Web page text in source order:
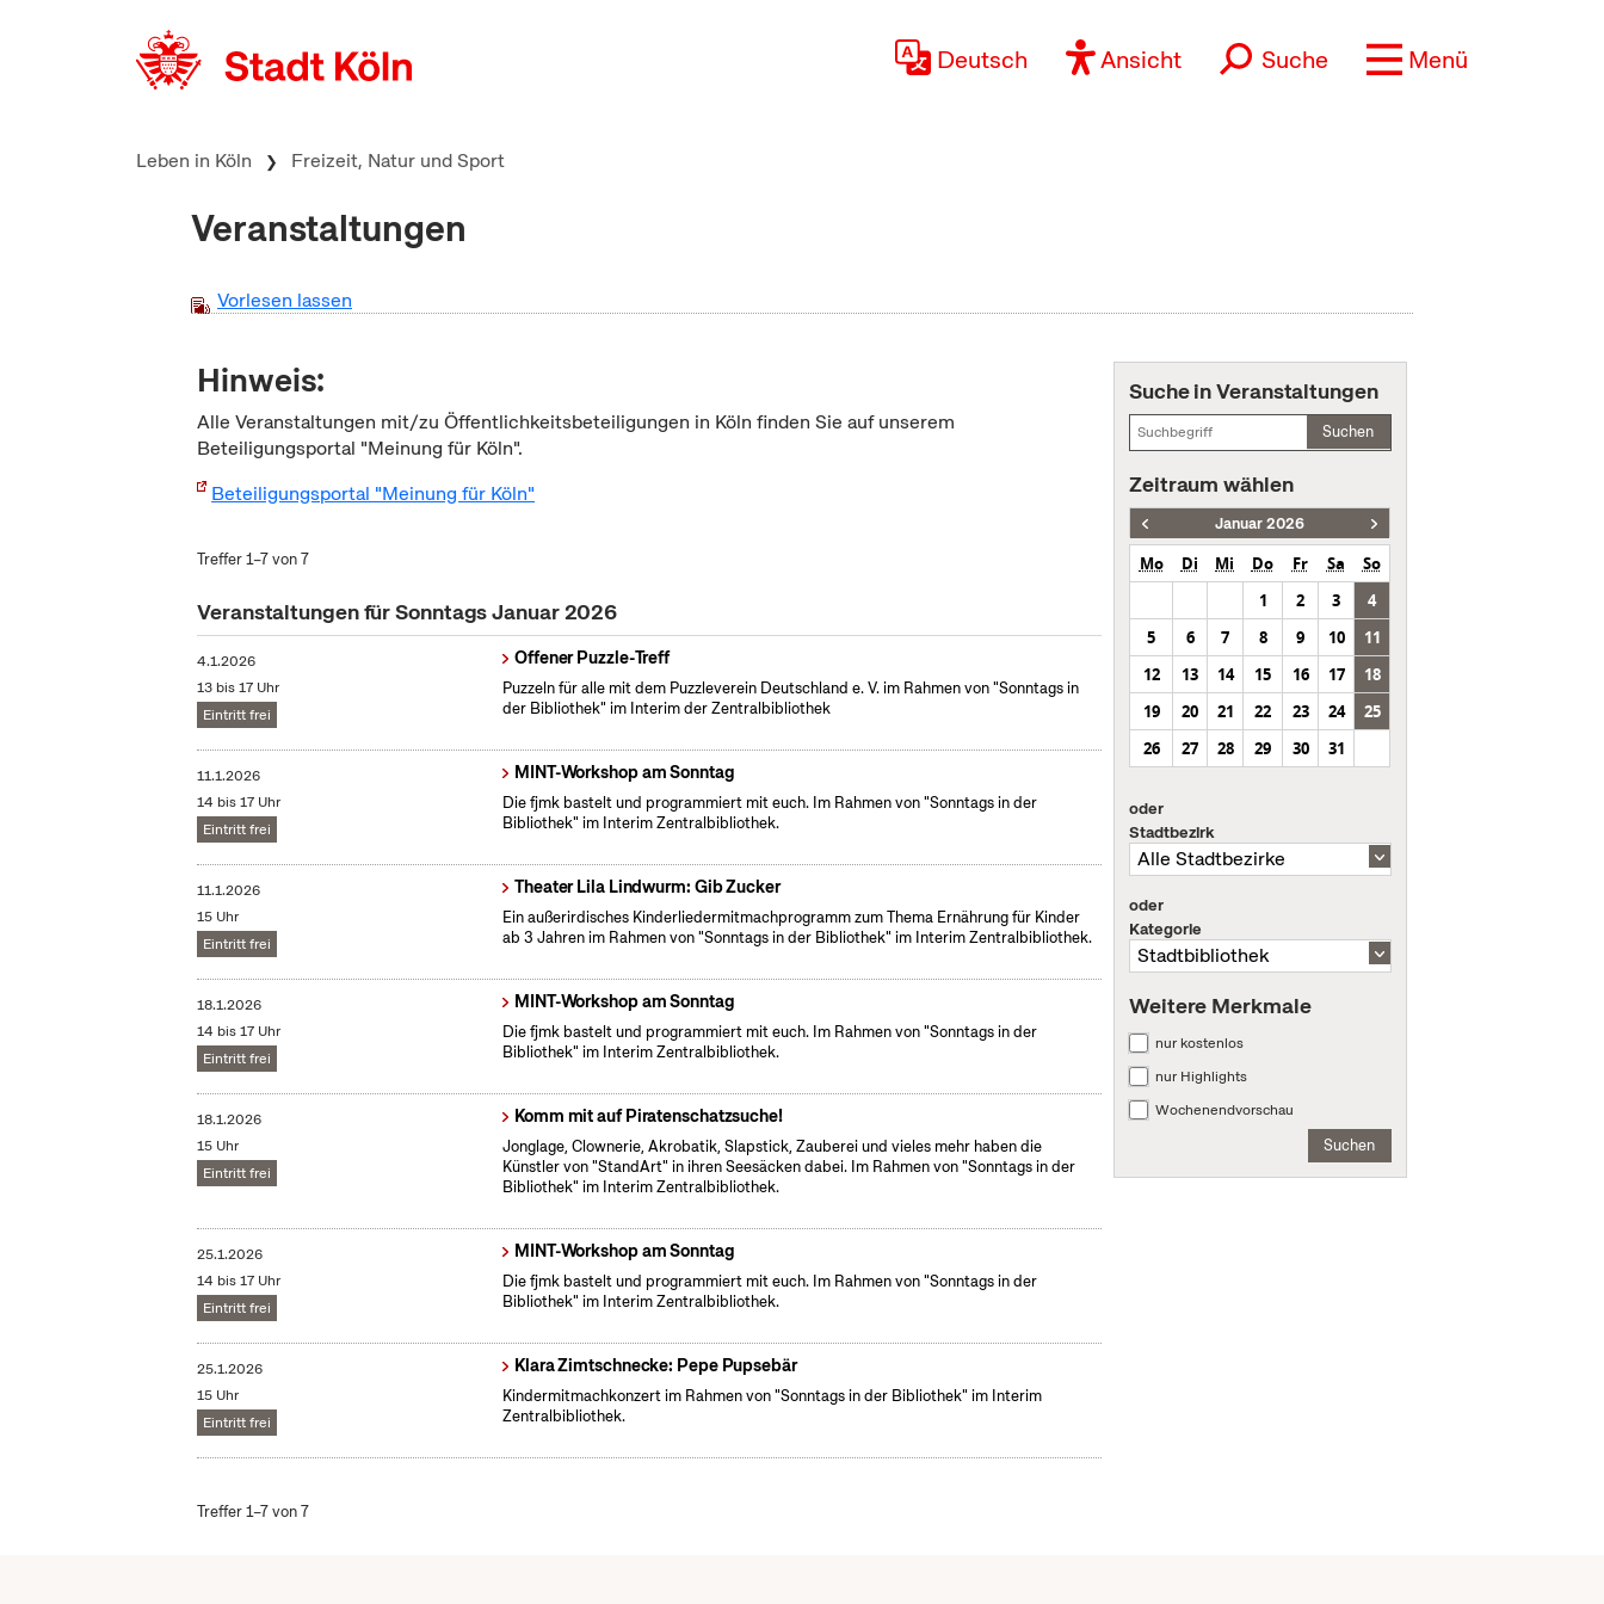
Deutsch Ansicht Suche Menü
Leben in Köln Freizeit, Natur und Sport
Veranstaltungen
Vorlesen lassen
Hinweis:
Alle Veranstaltungen mit/zu Öffentlichkeitsbeteiligungen in Köln finden Sie auf unserem
Beteiligungsportal "Meinung für Köln".
Beteiligungsportal "Meinung für Köln"
Treffer 1–7 von 7
Veranstaltungen für Sonntags Januar 2026
4.1.2026
13 bis 17 Uhr
Eintritt frei
Offener Puzzle-Treff
Puzzeln für alle mit dem Puzzleverein Deutschland e. V. im Rahmen von "Sonntags in
der Bibliothek" im Interim der Zentralbibliothek
11.1.2026
14 bis 17 Uhr
Eintritt frei
MINT-Workshop am Sonntag
Die fjmk bastelt und programmiert mit euch. Im Rahmen von "Sonntags in der
Bibliothek" im Interim Zentralbibliothek.
11.1.2026
15 Uhr
Eintritt frei
Theater Lila Lindwurm: Gib Zucker
Ein außerirdisches Kinderliedermitmachprogramm zum Thema Ernährung für Kinder
ab 3 Jahren im Rahmen von "Sonntags in der Bibliothek" im Interim Zentralbibliothek.
18.1.2026
14 bis 17 Uhr
Eintritt frei
MINT-Workshop am Sonntag
Die fjmk bastelt und programmiert mit euch. Im Rahmen von "Sonntags in der
Bibliothek" im Interim Zentralbibliothek.
18.1.2026
15 Uhr
Eintritt frei
Komm mit auf Piratenschatzsuche!
Jonglage, Clownerie, Akrobatik, Slapstick, Zauberei und vieles mehr haben die
Künstler von "StandArt" in ihren Seesäcken dabei. Im Rahmen von "Sonntags in der
Bibliothek" im Interim Zentralbibliothek.
25.1.2026
14 bis 17 Uhr
Eintritt frei
MINT-Workshop am Sonntag
Die fjmk bastelt und programmiert mit euch. Im Rahmen von "Sonntags in der
Bibliothek" im Interim Zentralbibliothek.
25.1.2026
15 Uhr
Eintritt frei
Klara Zimtschnecke: Pepe Pupsebär
Kindermitmachkonzert im Rahmen von "Sonntags in der Bibliothek" im Interim
Zentralbibliothek.
Treffer 1–7 von 7
Suche in Veranstaltungen
Suchen
Zeitraum wählen
Januar 2026
Mo Di Mi Do Fr Sa
So
1
2 3
4
5
6 7 8 9 10
11
12
13 14 15 16 17
18
19
20 21 22 23 24
25
26
27 28 29 30 31
oder
Stadtbezirk
oder
Kategorie
Weitere Merkmale
nur kostenlos
nur Highlights
Wochenendvorschau
Suchen